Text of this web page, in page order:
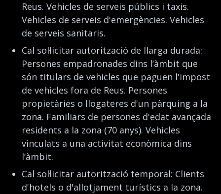
Reus. Vehicles de serveis públics i taxis.
Vehicles de serveis d'emergències. Vehicles
de serveis sanitaris.
Cal sol·licitar autorització de llarga durada:
Persones empadronades dins l’àmbit que
són titulars de vehicles que paguen l'impost
de vehicles fora de Reus. Persones
propietàries o llogateres d'un pàrquing a la
zona. Familiars de persones d'edat avançada
residents a la zona (70 anys). Vehicles
vinculats a una activitat econòmica dins
l’àmbit.
Cal sol·licitar autorització temporal: Clients
d'hotels o d'allotjament turístics a la zona.